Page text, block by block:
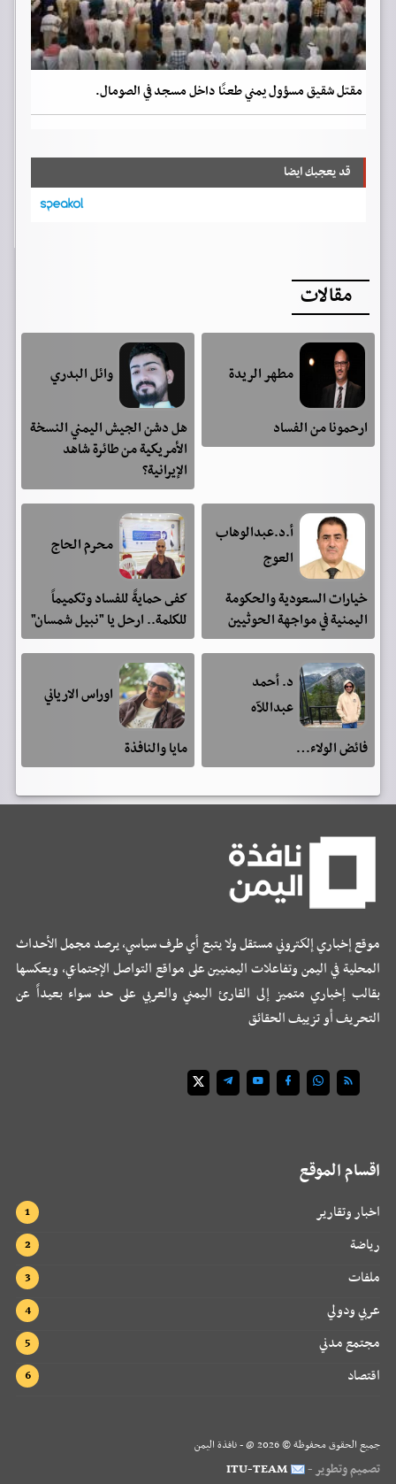
مقتل شقيق مسؤول يمني طعنًا داخل مسجد في الصومال.
قد يعجبك ايضا
مقالات
مطهر الريدة
ارحمونا من الفساد
وائل البدري
هل دشن الجيش اليمني النسخة
الأمريكية من طائرة شاهد
الإيرانية؟
أ.د.عبدالوهاب
العوج
خيارات السعودية والحكومة
اليمنية في مواجهة الحوثيين
محرم الحاج
كفى حمايةً للفساد وتكميماً
للكلمة.. ارحل يا "نبيل شمسان"
د. أحمد
عبداللآه
فائض الولاء…
اوراس الارياني
مايا والنافذة
موقع إخباري إلكتروني مستقل ولا يتبع أي طرف سياسي، يرصد مجمل الأحداث
المحلية في اليمن وتفاعلات اليمنيين على مواقع التواصل الإجتماعي، ويعكسها
بقالب إخباري متميز إلى القارئ اليمني والعربي على حد سواء بعيداً عن
التحريف أو تزييف الحقائق
اقسام الموقع
اخبار وتقارير
رياضة
ملفات
عربي ودولي
مجتمع مدني
اقتصاد
جميع الحقوق محفوظة ©2026 @ - نافذة اليمن
تصميم وتطوير - ITU-TEAM